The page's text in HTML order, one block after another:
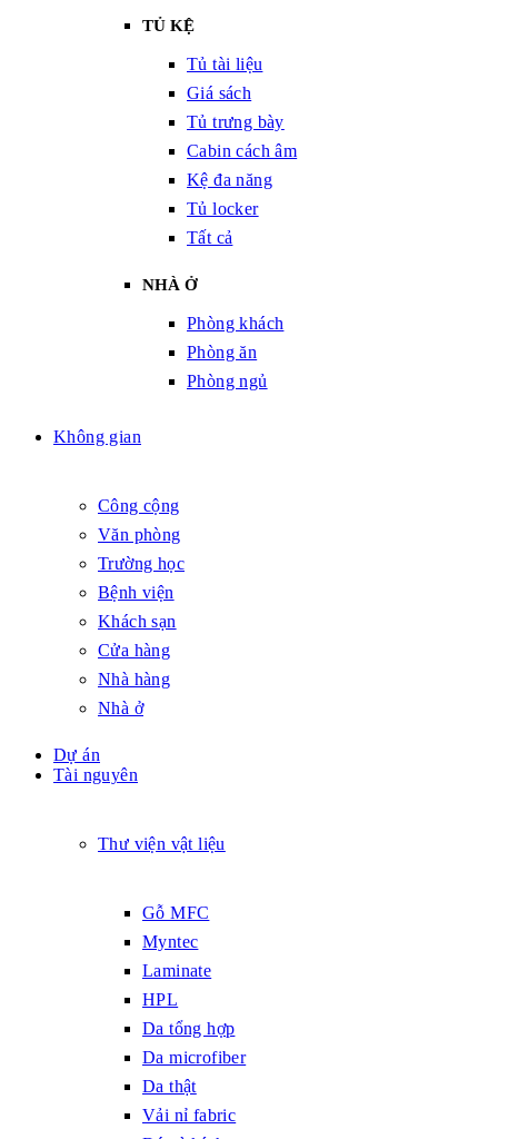
TỦ KỆ
Tủ tài liệu
Giá sách
Tủ trưng bày
Cabin cách âm
Kệ đa năng
Tủ locker
Tất cả
NHÀ Ở
Phòng khách
Phòng ăn
Phòng ngủ
Không gian
Công cộng
Văn phòng
Trường học
Bệnh viện
Khách sạn
Cửa hàng
Nhà hàng
Nhà ở
Dự án
Tài nguyên
Thư viện vật liệu
Gỗ MFC
Myntec
Laminate
HPL
Da tổng hợp
Da microfiber
Da thật
Vải nỉ fabric